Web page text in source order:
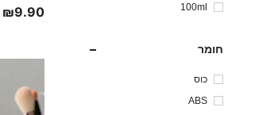
100ml
חומר
כוס
ABS
₪9.90